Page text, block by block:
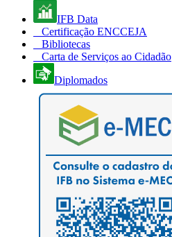
IFB Data
Certificação ENCCEJA
Bibliotecas
Carta de Serviços ao Cidadão
Diplomados